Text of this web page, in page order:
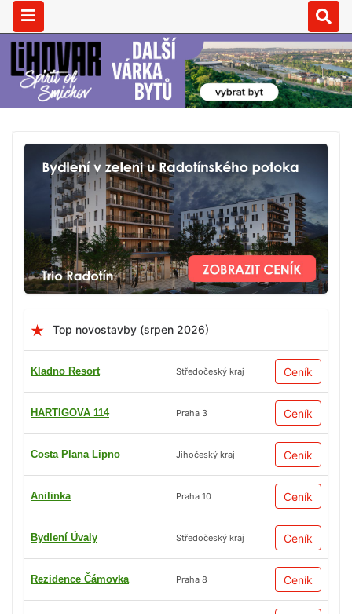
Top novostavby (srpen 2026)
Kladno Resort Středočeský kraj Ceník
HARTIGOVA 114 Praha 3 Ceník
Costa Plana Lipno Jihočeský kraj Ceník
Anilinka Praha 10 Ceník
Bydlení Úvaly Středočeský kraj Ceník
Rezidence Čámovka Praha 8 Ceník